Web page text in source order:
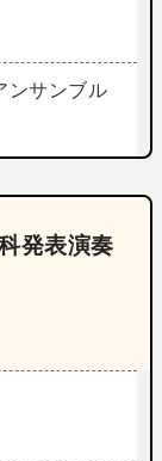
ンサンブル
発表演奏